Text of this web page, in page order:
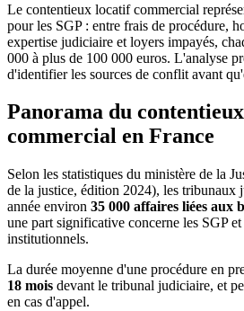
Le contentieux locatif commercial
pour les SGP : entre frais de procédure,
expertise judiciaire et loyers impayés,
000 à plus de 100 000 euros. L'analyse
d'identifier les sources de conflit avant
Panorama du
commercial en France
Selon les statistiques du ministère de la
de la justice, édition 2024), les tribunaux
année environ 35 000 affaires liées aux
une part significative concerne les SGP et
institutionnels.
La durée moyenne d'une procédure en
18 mois devant le tribunal judiciaire, et
en cas d'appel.